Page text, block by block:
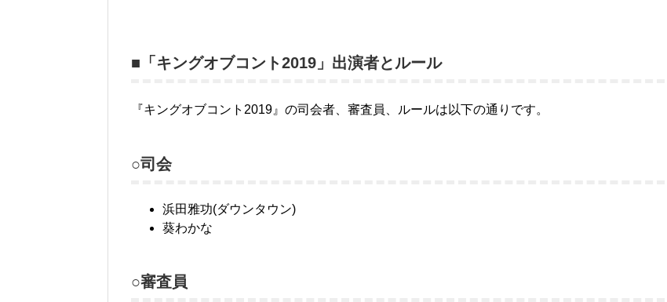
■「キングオブコント2019」出演者とルール
『キングオブコント2019』の司会者、審査員、ルールは以下の通りです。
○司会
浜田雅功(ダウンタウン)
葵わかな
○審査員